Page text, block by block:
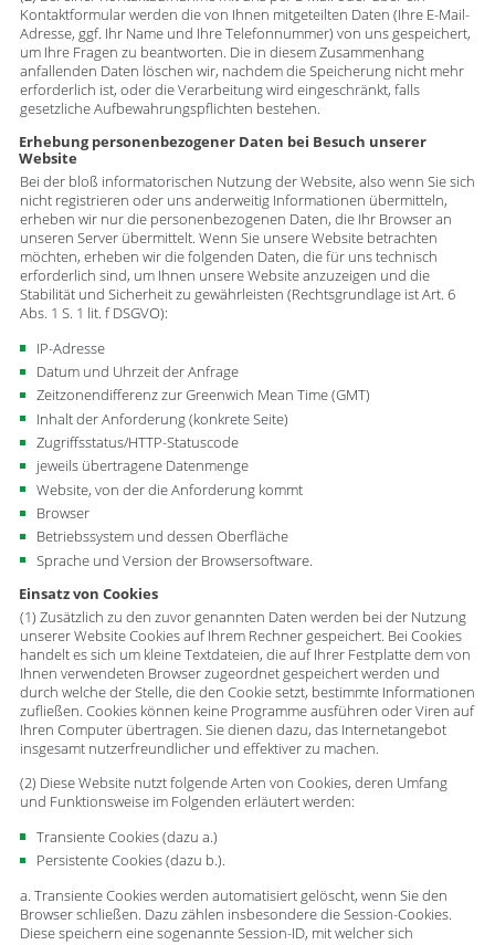
Kontaktformular werden die von Ihnen mitgeteilten Daten (Ihre E-Mail-
Adresse, ggf. Ihr Name und Ihre Telefonnummer) von uns gespeichert,
um Ihre Fragen zu beantworten. Die in diesem Zusammenhang
anfallenden Daten löschen wir, nachdem die Speicherung nicht mehr
erforderlich ist, oder die Verarbeitung wird eingeschränkt, falls
gesetzliche Aufbewahrungspflichten bestehen.
Erhebung personenbezogener Daten bei Besuch unserer
Website
Bei der bloß informatorischen Nutzung der Website, also wenn Sie sich
nicht registrieren oder uns anderweitig Informationen übermitteln,
erheben wir nur die personenbezogenen Daten, die Ihr Browser an
unseren Server übermittelt. Wenn Sie unsere Website betrachten
möchten, erheben wir die folgenden Daten, die für uns technisch
erforderlich sind, um Ihnen unsere Website anzuzeigen und die
Stabilität und Sicherheit zu gewährleisten (Rechtsgrundlage ist Art. 6
Abs. 1 S. 1 lit. f DSGVO):
IP-Adresse
Datum und Uhrzeit der Anfrage
Zeitzonendifferenz zur Greenwich Mean Time (GMT)
Inhalt der Anforderung (konkrete Seite)
Zugriffsstatus/HTTP-Statuscode
jeweils übertragene Datenmenge
Website, von der die Anforderung kommt
Browser
Betriebssystem und dessen Oberfläche
Sprache und Version der Browsersoftware.
Einsatz von Cookies
(1) Zusätzlich zu den zuvor genannten Daten werden bei der Nutzung
unserer Website Cookies auf Ihrem Rechner gespeichert. Bei Cookies
handelt es sich um kleine Textdateien, die auf Ihrer Festplatte dem von
Ihnen verwendeten Browser zugeordnet gespeichert werden und
durch welche der Stelle, die den Cookie setzt, bestimmte Informationen
zufließen. Cookies können keine Programme ausführen oder Viren auf
Ihren Computer übertragen. Sie dienen dazu, das Internetangebot
insgesamt nutzerfreundlicher und effektiver zu machen.
(2) Diese Website nutzt folgende Arten von Cookies, deren Umfang
und Funktionsweise im Folgenden erläutert werden:
Transiente Cookies (dazu a.)
Persistente Cookies (dazu b.).
a. Transiente Cookies werden automatisiert gelöscht, wenn Sie den
Browser schließen. Dazu zählen insbesondere die Session-Cookies.
Diese speichern eine sogenannte Session-ID, mit welcher sich